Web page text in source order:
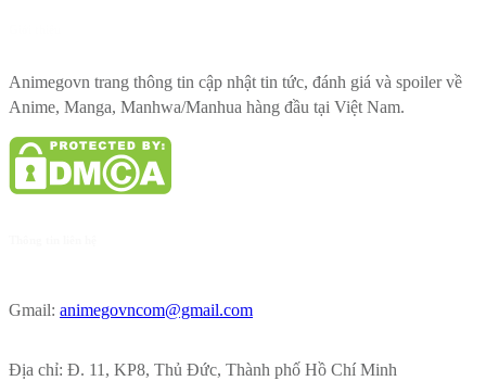
Animegovn trang thông tin cập nhật tin tức, đánh giá và spoiler về
Anime, Manga, Manhwa/Manhua hàng đầu tại Việt Nam.
Gmail: animegovncom@gmail.com
Địa chỉ: Đ. 11, KP8, Thủ Đức, Thành phố Hồ Chí Minh